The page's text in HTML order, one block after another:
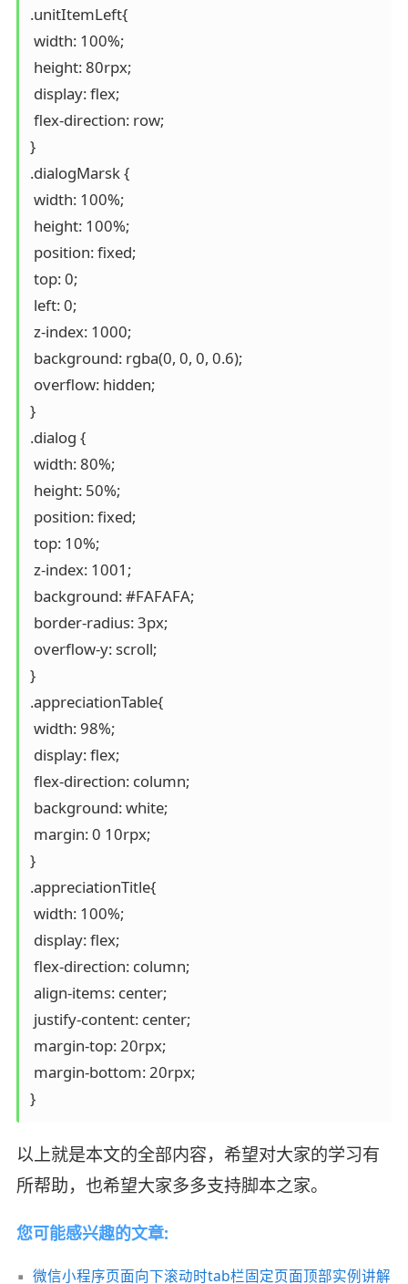
.unitItemLeft{
width: 100%;
height: 80rpx;
display: flex;
flex-direction: row;
}
.dialogMarsk {
width: 100%;
height: 100%;
position: fixed;
top: 0;
left: 0;
z-index: 1000;
background: rgba(0, 0, 0, 0.6);
overflow: hidden;
}
.dialog {
width: 80%;
height: 50%;
position: fixed;
top: 10%;
z-index: 1001;
background: #FAFAFA;
border-radius: 3px;
overflow-y: scroll;
}
.appreciationTable{
width: 98%;
display: flex;
flex-direction: column;
background: white;
margin: 0 10rpx;
}
.appreciationTitle{
width: 100%;
display: flex;
flex-direction: column;
align-items: center;
justify-content: center;
margin-top: 20rpx;
margin-bottom: 20rpx;
}
以上就是本文的全部内容，希望对大家的学习有
所帮助，也希望大家多多支持脚本之家。
您可能感兴趣的文章:
微信小程序页面向下滚动时tab栏固定页面顶部实例讲解